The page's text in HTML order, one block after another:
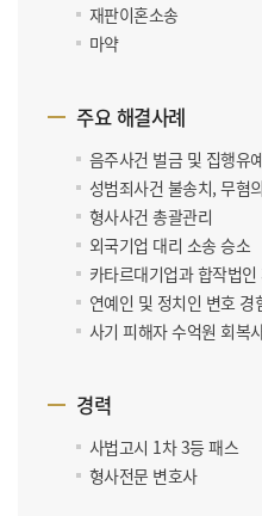
재판이혼소송
마약
주요 해결사례
음주사건 벌금 및 집행유
성범죄사건 불송치, 무혐
형사사건 총괄관리
외국기업 대리 소송 승소
카타르대기업과 합작법
연예인 및 정치인 변호 경
사기 피해자 수억원 회복
경력
사법고시 1차 3등 패스
형사전문 변호사